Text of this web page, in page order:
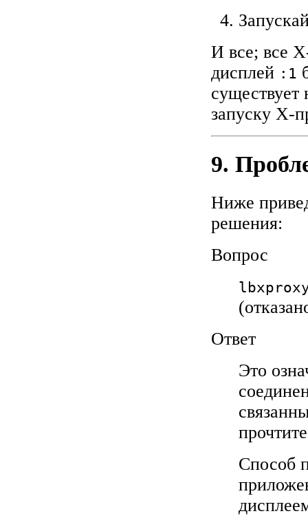
И все; все
дисплей :1
существует
запуску X-
9.
Ниже
решения:
Вопрос
Ответ
Это
Способ